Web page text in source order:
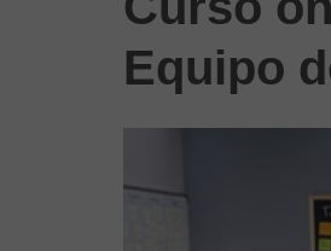
Equipo